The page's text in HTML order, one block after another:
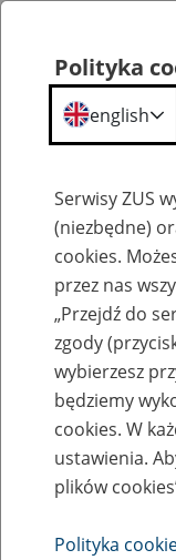
Szkolenia
Zaproś ZUS
Rodzaj wydarzenia
Polityka
english
Serwisy ZUS
(niezbędne)
cookies.
przez nas
„Przejdź do
zgody
wybierzesz
będziemy
cookies. W
ustawienia.
plików
Polityka